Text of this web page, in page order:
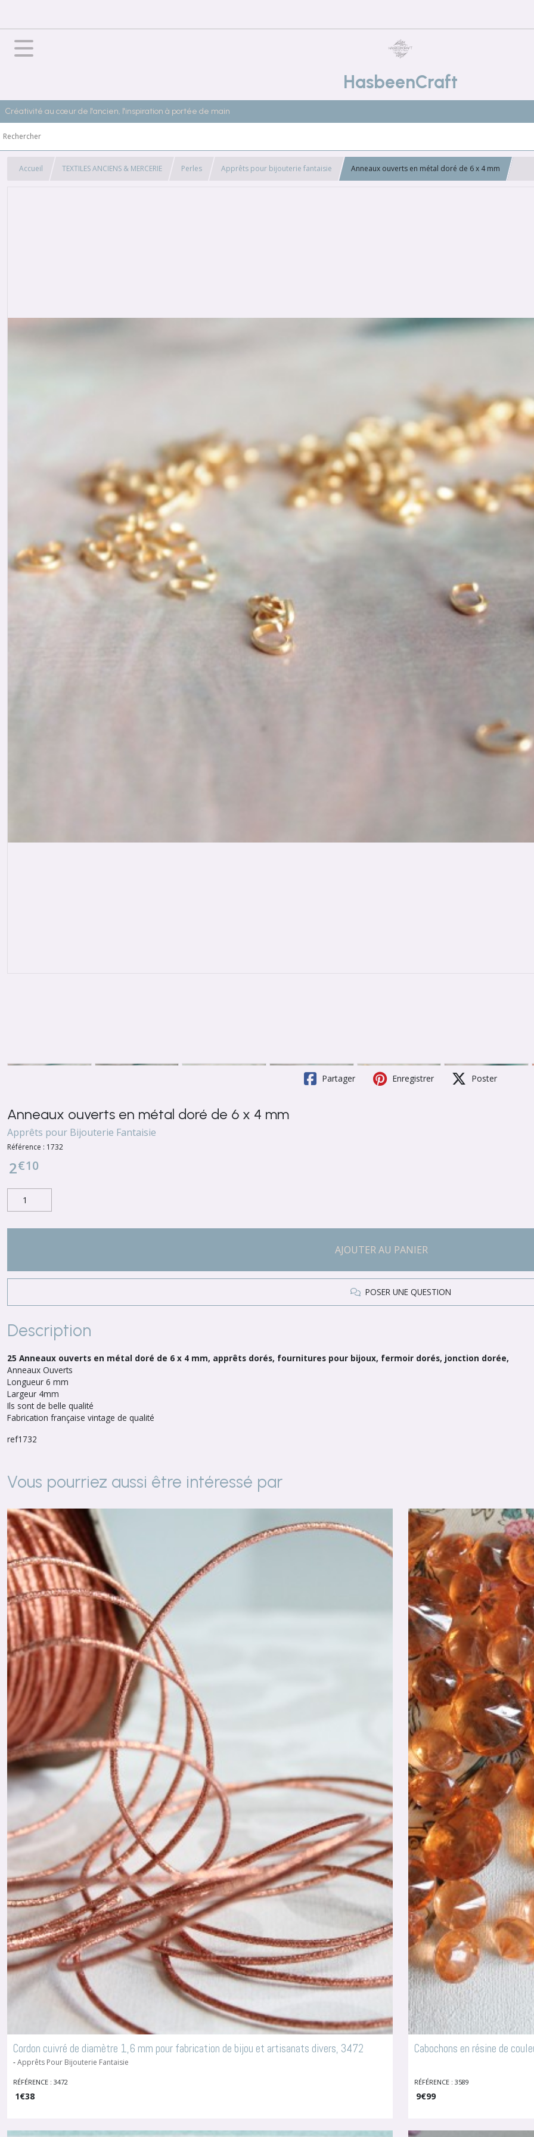
HasbeenCraft
Créativité au cœur de l'ancien, l'inspiration à portée de main
Accueil TEXTILES ANCIENS & MERCERIE Perles Apprêts pour bijouterie fantaisie Anneaux ouverts en métal doré de 6 x 4 mm
Partager Enregistrer Poster
Anneaux ouverts en métal doré de 6 x 4 mm
Apprêts pour Bijouterie Fantaisie
Référence : 1732
2€10
AJOUTER AU PANIER
POSER UNE QUESTION
Description
25 Anneaux ouverts en métal doré de 6 x 4 mm, apprêts dorés, fournitures pour bijoux, fermoir dorés, jonction dorée,
Anneaux Ouverts
Longueur 6 mm
Largeur 4mm
Ils sont de belle qualité
Fabrication française vintage de qualité
ref1732
Vous pourriez aussi être intéressé par
Cordon cuivré de diamètre 1,6 mm pour fabrication de bijou et artisanats divers, 3472
-Apprêts Pour Bijouterie Fantaisie
RÉFÉRENCE : 3472
1€38
Cabochons en résine de
RÉFÉRENCE : 3589
9€99